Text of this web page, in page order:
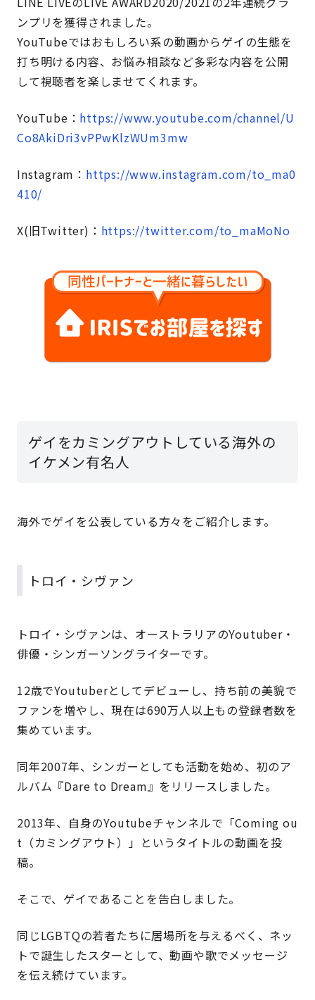
ンプリを獲得されました。
YouTubeではおもしろい系の動画からゲイの生態を
打ち明ける内容、お悩み相談など多彩な内容を公開
して視聴者を楽しませてくれます。
YouTube： https://www.youtube.com/channel/U
Co8AkiDri3vPPwKlzWUm3mw
Instagram： https://www.instagram.com/to_ma0
410/
X(旧Twitter)： https://twitter.com/to_maMoNo
ゲイをカミングアウトしている海外の
イケメン有名人
海外でゲイを公表している方々をご紹介します。
トロイ・シヴァン
トロイ・シヴァンは、オーストラリアのYoutuber・
俳優・シンガーソングライターです。
12歳でYoutuberとしてデビューし、持ち前の美貌で
ファンを増やし、現在は690万人以上もの登録者数を
集めています。
同年2007年、シンガーとしても活動を始め、初のア
ルバム『Dare to Dream』をリリースしました。
2013年、自身のYoutubeチャンネルで「Coming ou
t（カミングアウト）」というタイトルの動画を投
稿。
そこで、ゲイであることを告白しました。
同じLGBTQの若者たちに居場所を与えるべく、ネッ
トで誕生したスターとして、動画や歌でメッセージ
を伝え続けています。